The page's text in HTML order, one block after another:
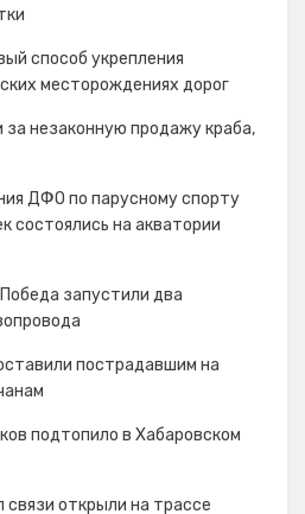
способ укрепления
месторождениях дорог
незаконную продажу краба,
ДФО по парусному спорту
состоялись на акватории
запустили два
пострадавшим на
подтопило в Хабаровском
открыли на трассе